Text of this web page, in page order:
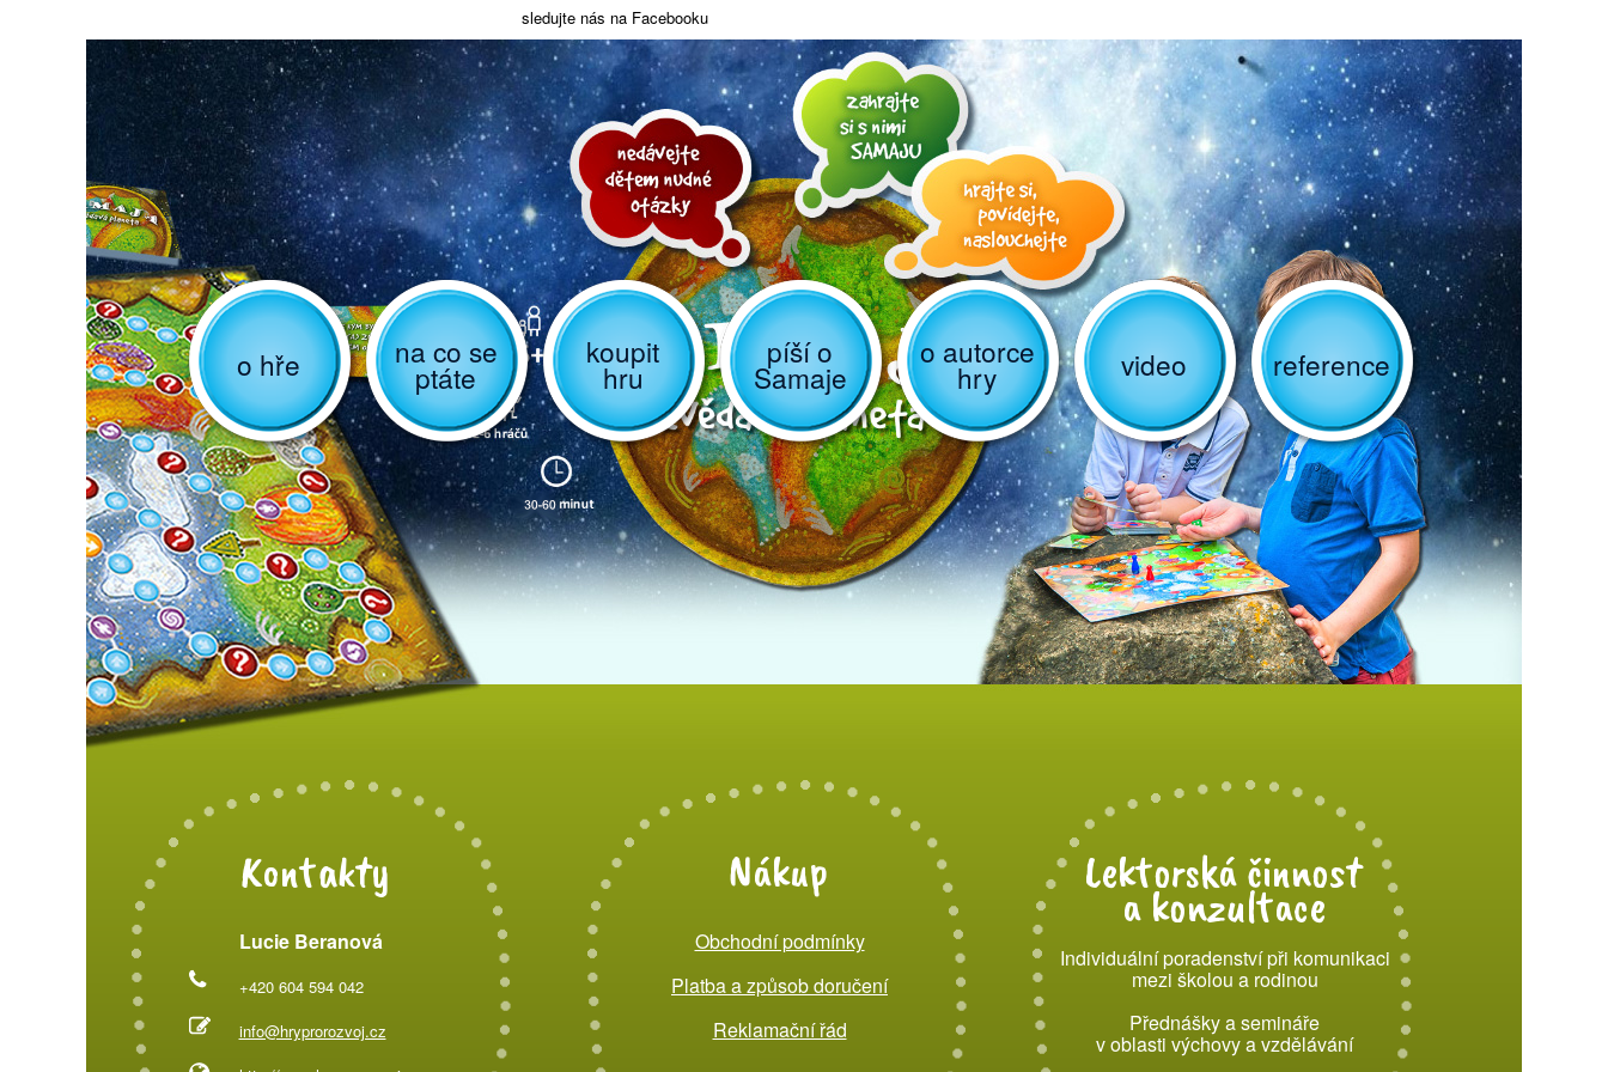
sledujte nás na Facebooku
o hře na co se
ptáte
koupit
hru
píší o
Samaje
o autorce
hry video reference
Kontakty
Lucie Beranová
+420 604 594 042
info@hryprorozvoj.cz
Nákup
Obchodní podmínky
Platba a způsob doručení
Reklamační řád
Lektorská činnost
a konzultace
Individuální poradenství při komunikaci
mezi školou a rodinou
Přednášky a semináře
v oblasti výchovy a vzdělávání